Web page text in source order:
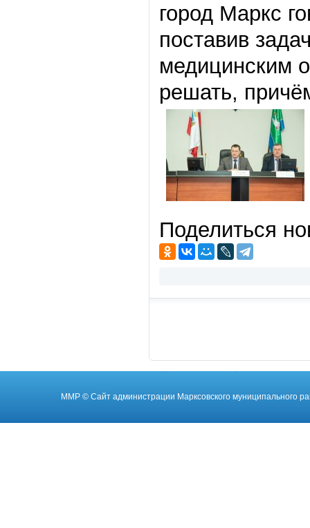
город Маркс
поставив
медицинским
решать,
Поделиться
ММР © Cайт администрации Марксовского муниципального